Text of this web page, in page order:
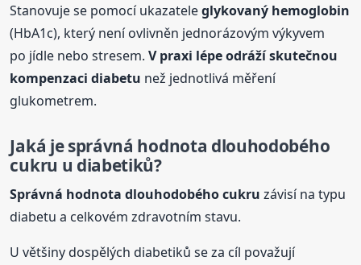
Stanovuje se pomocí ukazateleglykovaný hemoglobin
(HbA1c), který není ovlivněn jednorázovým výkyvem
po jídle nebo stresem.V praxi lépe odráží skutečnou
kompenzaci diabetu než jednotlivá měření
glukometrem.
Jaká je správná hodnota dlouhodobého
cukru u diabetiků?
Správná hodnota dlouhodobéhocukru závisí na typu
diabetu a celkovém zdravotním stavu.
U většiny dospělých diabetiků se za cíl považují